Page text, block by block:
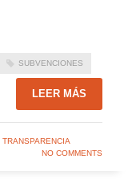
SUBVENCIONES
LEER MÁS
TRANSPARENCIA
NO COMMENTS